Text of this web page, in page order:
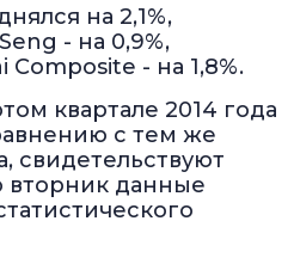
на 2,1%,
- на 0,9%,
Composite - на 1,8%.
квартале 2014 года
с тем же
свидетельствуют
вторник данные